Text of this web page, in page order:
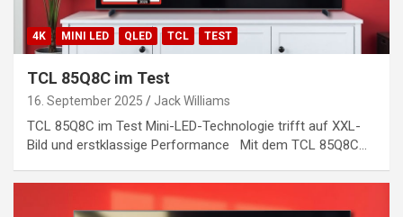
4K MINI LED QLED TCL TEST
TCL 85Q8C im Test
16. September 2025 Jack Williams
TCL 85Q8C im Test Mini-LED-Technologie trifft auf XXL-
Bild und erstklassige Performance Mit dem TCL 85Q8C…